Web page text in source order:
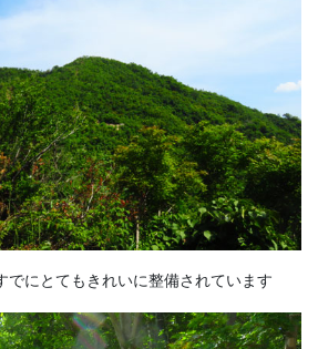
でにとてもきれいに整備されています